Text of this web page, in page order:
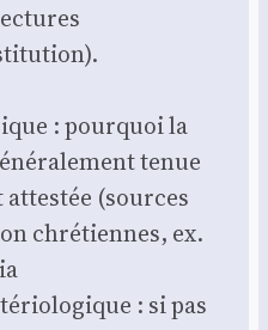
: pour­quoi la
tenue
(sources
chré­tiennes, ex.
: si pas